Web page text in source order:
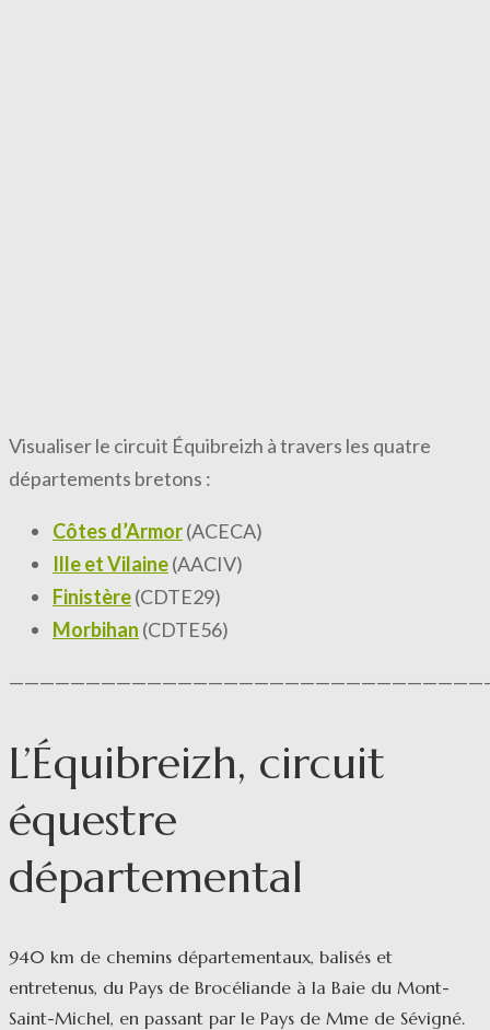
Visualiser le circuit Équibreizh à travers les quatre
départements bretons :
Côtes d’Armor(ACECA)
Ille et Vilaine(AACIV)
Finistère(CDTE29)
Morbihan (CDTE56)
L’Équibreizh, circuit
équestre
départemental
940 km de chemins départementaux, balisés et
entretenus, du Pays de Brocéliande à la Baie du Mont-
Saint-Michel, en passant par le Pays de Mme de Sévigné.